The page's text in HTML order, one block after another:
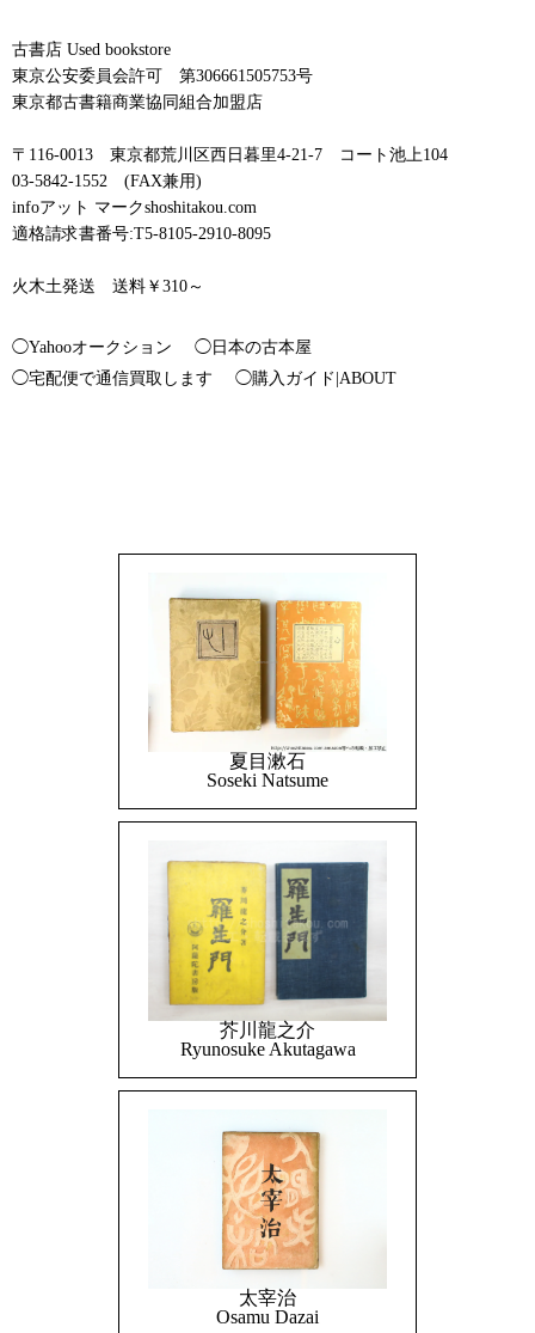
古書店 Used bookstore
東京公安委員会許可 第306661505753号
東京都古書籍商業協同組合加盟店
〒116-0013 東京都荒川区西日暮里4-21-7 コート池上104
03-5842-1552 (FAX兼用)
infoアット マークshoshitakou.com
適格請求書番号:T5-8105-2910-8095
火木土発送 送料￥310～
◯Yahooオークション
◯日本の古本屋
◯宅配便で通信買取します
◯購入ガイド|ABOUT
夏目漱石
Soseki Natsume
芥川龍之介
Ryunosuke Akutagawa
太宰治
Osamu Dazai